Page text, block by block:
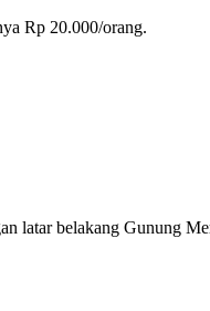
Rp 20.000/orang.
latar belakang Gunung